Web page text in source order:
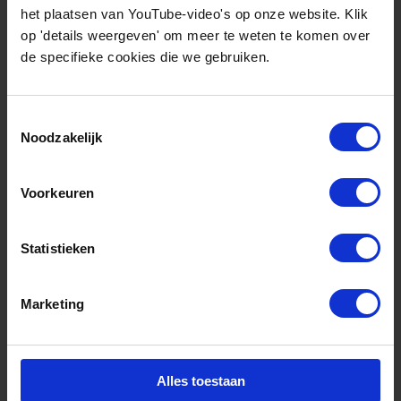
het plaatsen van YouTube-video's op onze website. Klik
op 'details weergeven' om meer te weten te komen over
de specifieke cookies die we gebruiken.
Noodzakelijk
Voorkeuren
Statistieken
Marketing
Alles toestaan
Beleidsbarrières
voor
waterstofschepen in
Meer informatie